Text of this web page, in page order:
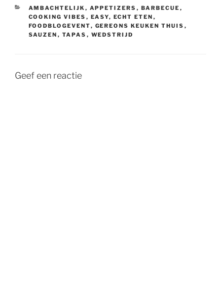
CATEGORIEËN
AMBACHTELIJK , APPETIZERS , BARBECUE ,
COOKING VIBES , EASY, ECHT ETEN ,
FOODBLOGEVENT, GEREONS KEUKEN THUIS ,
SAUZEN , TAPAS , WEDSTRIJD
Geef een reactie